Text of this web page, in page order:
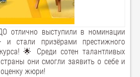
отлично выступили в номинации
и стали призёрами престижного
🌟 Среди сотен талантливых
они смогли заявить о себе и
жюри!